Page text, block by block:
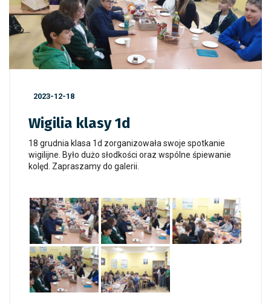
2023-12-18
Wigilia klasy 1d
18 grudnia klasa 1d zorganizowała swoje spotkanie
wigilijne. Było dużo słodkości oraz wspólne śpiewanie
kolęd. Zapraszamy do galerii.